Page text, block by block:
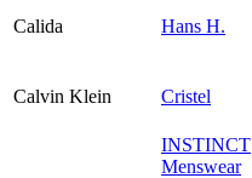
Calida Hans H.
Calvin Klein Cristel
INSTINCT
Menswear